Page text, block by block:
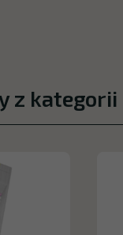
z kategorii